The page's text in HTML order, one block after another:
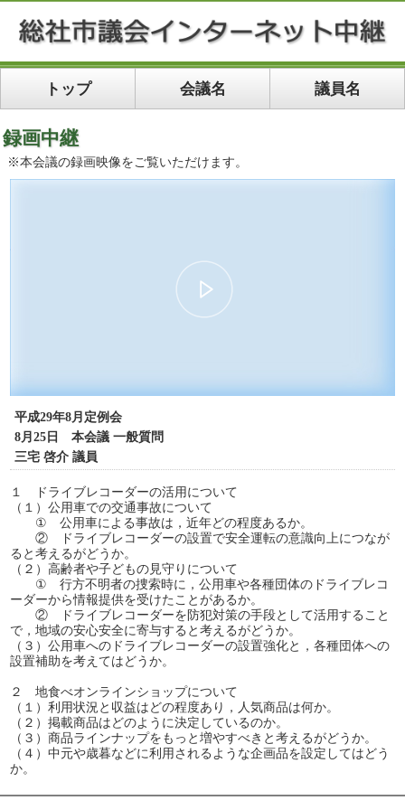
トップ 会議名 議員名
録画中継
※本会議の録画映像をご覧いただけます。
平成29年8月定例会
8月25日 本会議 一般質問
三宅 啓介 議員
１ ドライブレコーダーの活用について
（１）公用車での交通事故について
① 公用車による事故は，近年どの程度あるか。
② ドライブレコーダーの設置で安全運転の意識向上につなが
ると考えるがどうか。
（２）高齢者や子どもの見守りについて
① 行方不明者の捜索時に，公用車や各種団体のドライブレコ
ーダーから情報提供を受けたことがあるか。
② ドライブレコーダーを防犯対策の手段として活用すること
で，地域の安心安全に寄与すると考えるがどうか。
（３）公用車へのドライブレコーダーの設置強化と，各種団体への
設置補助を考えてはどうか。
２ 地食べオンラインショップについて
（１）利用状況と収益はどの程度あり，人気商品は何か。
（２）掲載商品はどのように決定しているのか。
（３）商品ラインナップをもっと増やすべきと考えるがどうか。
（４）中元や歳暮などに利用されるような企画品を設定してはどう
か。